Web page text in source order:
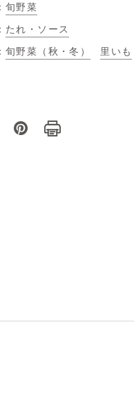
旬野菜
たれ・ソース
旬野菜（秋・冬） 里いも